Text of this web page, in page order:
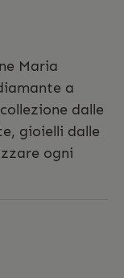
Maria
a
dalle
gioielli dalle
ogni